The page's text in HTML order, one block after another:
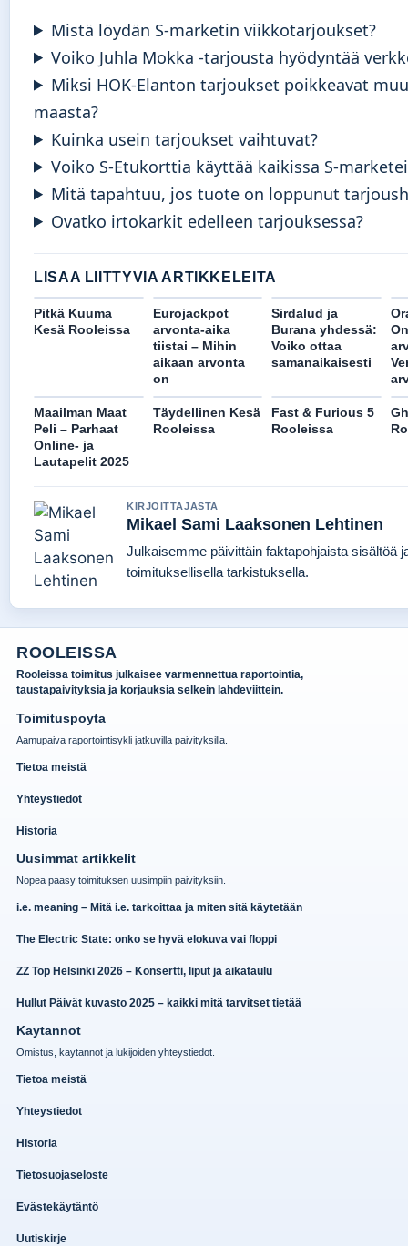
Mistä löydän S-marketin viikkotarjoukset?
Voiko Juhla Mokka -tarjousta hyödyntää
Miksi HOK-Elanton tarjoukset poikkeavat
maasta?
Kuinka usein tarjoukset vaihtuvat?
Voiko S-Etukorttia käyttää kaikissa S-
Mitä tapahtuu, jos tuote on loppunut
Ovatko irtokarkit edelleen tarjouksessa?
LISAA LIITTYVIA ARTIKKELEITA
Pitkä Kuuma
Kesä Rooleissa
Eurojackpot
arvonta-aika
tiistai – Mihin
aikaan arvonta
on
Sirdalud ja
Burana yhdessä:
Voiko ottaa
samanaikaisesti
Maailman Maat
Peli – Parhaat
Online- ja
Lautapelit 2025
Täydellinen Kesä
Rooleissa
Fast & Furious 5
Rooleissa
KIRJOITTAJASTA
Mikael Sami Laaksonen Lehtinen
Julkaisemme päivittäin faktapohjaista sisältöä
toimituksellisella tarkistuksella.
ROOLEISSA
Rooleissa toimitus julkaisee varmennettua raportointia,
taustapaivityksia ja korjauksia selkein lahdeviittein.
Toimituspoyta
Aamupaiva raportointisykli jatkuvilla paivityksilla.
Tietoa meistä
Yhteystiedot
Historia
Uusimmat artikkelit
Nopea paasy toimituksen uusimpiin paivityksiin.
i.e. meaning – Mitä i.e. tarkoittaa ja miten sitä käytetään
The Electric State: onko se hyvä elokuva vai floppi
ZZ Top Helsinki 2026 – Konsertti, liput ja aikataulu
Hullut Päivät kuvasto 2025 – kaikki mitä tarvitset tietää
Kaytannot
Omistus, kaytannot ja lukijoiden yhteystiedot.
Tietoa meistä
Yhteystiedot
Historia
Tietosuojaseloste
Evästekäytäntö
Uutiskirje